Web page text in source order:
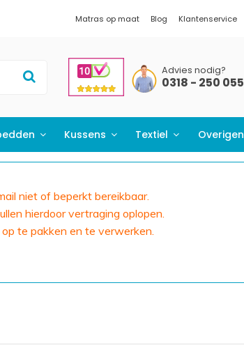
Matras op maat Blog Klantenservice
Advies nodig?
0318 - 250 055
Kussens Textiel Overigen
niet of beperkt bereikbaar.
hierdoor vertraging oplopen.
te pakken en te verwerken.